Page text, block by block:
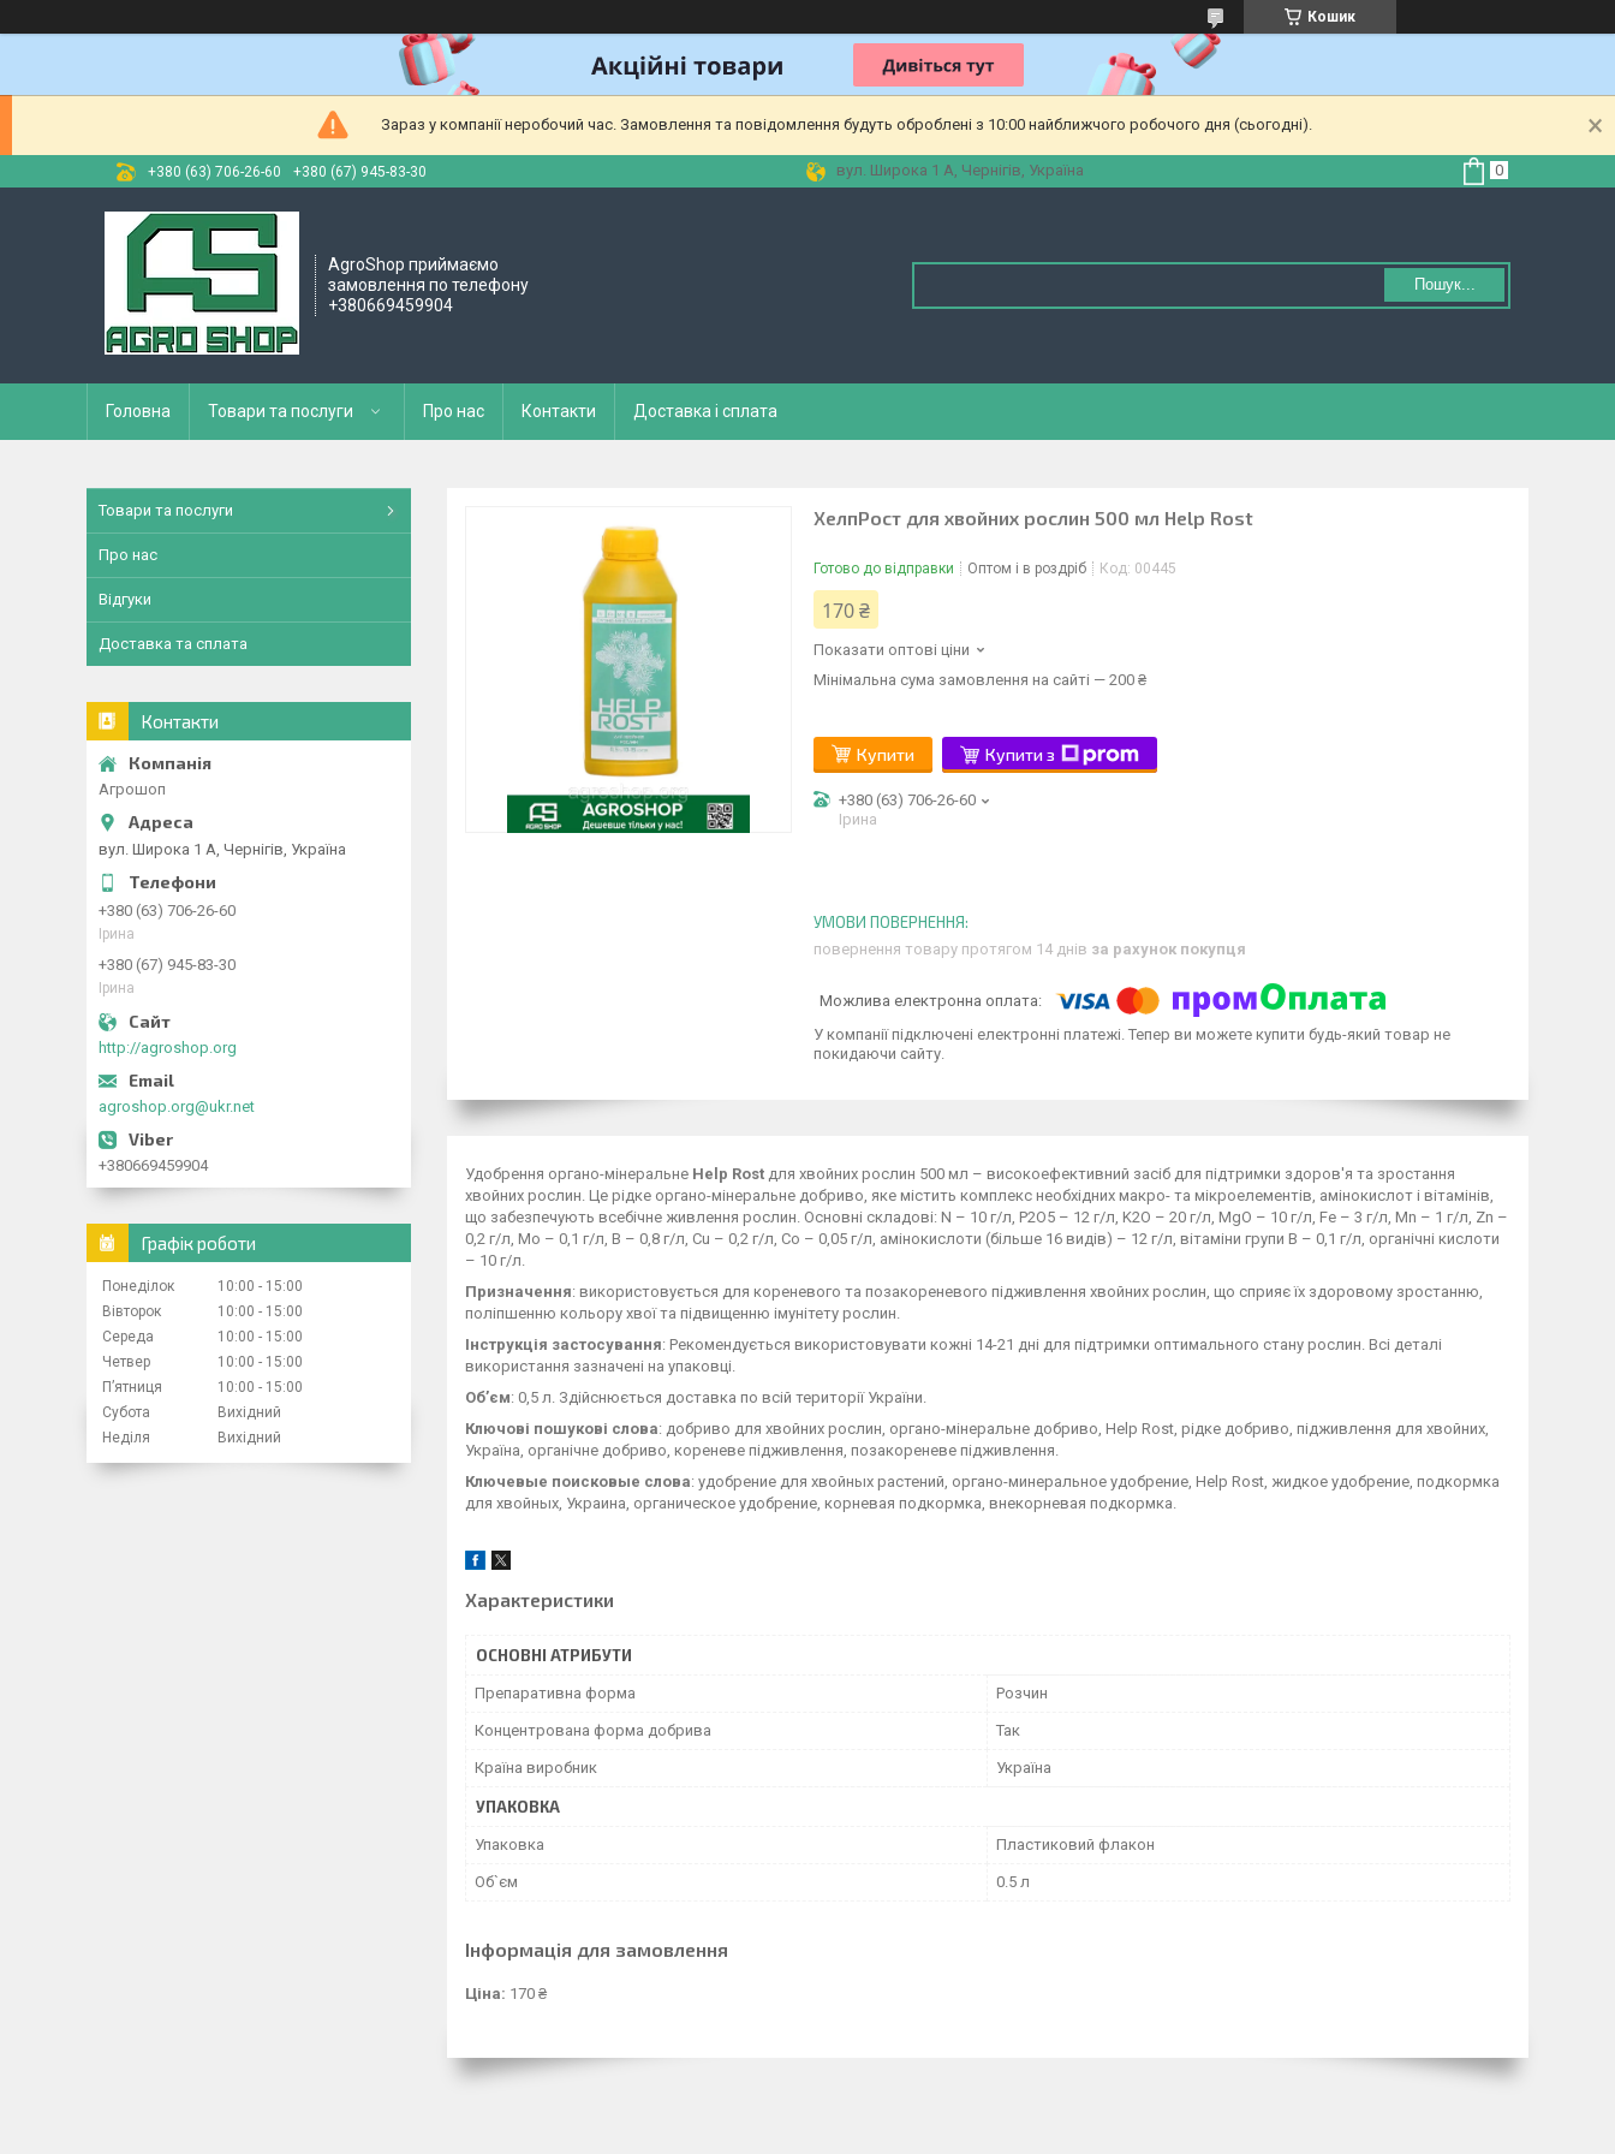
Кошик
Зараз у компанії неробочий час. Замовлення та повідомлення будуть оброблені з 10:00 найближчого робочого дня (сьогодні).
+380 (63) 706-26-60 +380 (67) 945-83-30 вул. Широка 1 А, Чернігів, Україна
AgroShop приймаємо
замовлення по телефону
+380669459904
Пошук...
Головна Товари та послуги Про нас Контакти Доставка і сплата
ХелпРост для хвойних рослин 500 мл Help Rost
Готово до відправки Оптом і в роздріб Код: 00445
170 ₴
Показати оптові ціни
Мінімальна сума замовлення на сайті — 200 ₴
Купити Купити з
+380 (63) 706-26-60
Ірина
повернення товару протягом 14 днів за рахунок покупця
У компанії підключені електронні платежі. Тепер ви можете купити будь-який товар не
покидаючи сайту.
Удобрення органо-мінеральне Help Rost для хвойних рослин 500 мл – високоефективний засіб для підтримки здоров'я та зростання
хвойних рослин. Це рідке органо-мінеральне добриво, яке містить комплекс необхідних макро- та мікроелементів, амінокислот і вітамінів,
що забезпечують всебічне живлення рослин. Основні складові: N – 10 г/л, P2O5 – 12 г/л, K2O – 20 г/л, MgO – 10 г/л, Fe – 3 г/л, Mn – 1 г/л, Zn –
0,2 г/л, Mo – 0,1 г/л, B – 0,8 г/л, Cu – 0,2 г/л, Со – 0,05 г/л, амінокислоти (більше 16 видів) – 12 г/л, вітаміни групи В – 0,1 г/л, органічні кислоти
– 10 г/л.
Призначення: використовується для кореневого та позакореневого підживлення хвойних рослин, що сприяє їх здоровому зростанню,
поліпшенню кольору хвої та підвищенню імунітету рослин.
Інструкція застосування: Рекомендується використовувати кожні 14-21 дні для підтримки оптимального стану рослин. Всі деталі
використання зазначені на упаковці.
Об’єм: 0,5 л. Здійснюється доставка по всій території України.
Ключові пошукові слова: добриво для хвойних рослин, органо-мінеральне добриво, Help Rost, рідке добриво, підживлення для хвойних,
Україна, органічне добриво, кореневе підживлення, позакореневе підживлення.
Ключевые поисковые слова: удобрение для хвойных растений, органо-минеральное удобрение, Help Rost, жидкое удобрение, подкормка
для хвойных, Украина, органическое удобрение, корневая подкормка, внекорневая подкормка.
Характеристики
ОСНОВНІ АТРИБУТИ
Препаративна форма Розчин
Концентрована форма добрива Так
Країна виробник Україна
УПАКОВКА
Упаковка Пластиковий флакон
Об`єм 0.5 л
Інформація для замовлення
Ціна: 170 ₴
Товари та послуги
Про нас
Відгуки
Доставка та сплата
Контакти
Агрошоп
вул. Широка 1 А, Чернігів, Україна
+380 (63) 706-26-60
Ірина
+380 (67) 945-83-30
Ірина
http://agroshop.org
agroshop.org@ukr.net
+380669459904
Графік роботи
Понеділок 10:00
15:00
Вівторок
10:00
15:00
Середа
10:00
15:00
Четвер
10:00
15:00
Пʼятниця
10:00
15:00
Субота
Вихідний
Неділя
Вихідний